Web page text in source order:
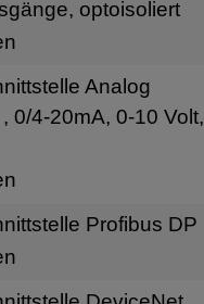
optoisoliert
Analog
0/4-20mA, 0-10 Volt,
Profibus DP